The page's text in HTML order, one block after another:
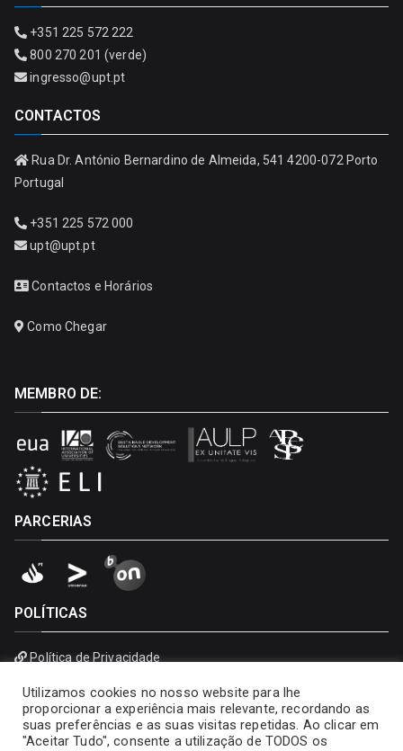
+351 225 572 222
800 270 201 (verde)
ingresso@upt.pt
CONTACTOS
Rua Dr. António Bernardino de Almeida, 541 4200-072 Porto
Portugal
+351 225 572 000
upt@upt.pt
Contactos e Horários
Como Chegar
MEMBRO DE:
PARCERIAS
POLÍTICAS
Política de Privacidade
Utilizamos cookies no nosso website para lhe
proporcionar a experiência mais relevante, recordando as
suas preferências e as suas visitas repetidas. Ao clicar em
"Aceitar Tudo", consente a utilização de TODOS os